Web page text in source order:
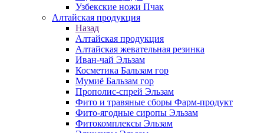
Узбекские ножи Пчак
Алтайская продукция
Назад
Алтайская продукция
Алтайская жевательная резинка
Иван-чай Эльзам
Косметика Бальзам гор
Мумиё Бальзам гор
Прополис-спрей Эльзам
Фито и травяные сборы Фарм-продукт
Фито-ягодные сиропы Эльзам
Фитокомплексы Эльзам